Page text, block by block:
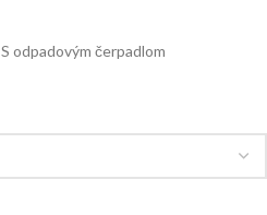
S odpadovým čerpadlom